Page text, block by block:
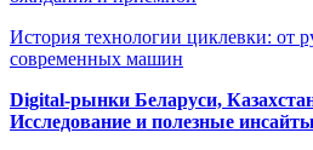
История технологии циклевки: от
современных машин
Digital-рынки Беларуси,
Исследование и полезные инсайты